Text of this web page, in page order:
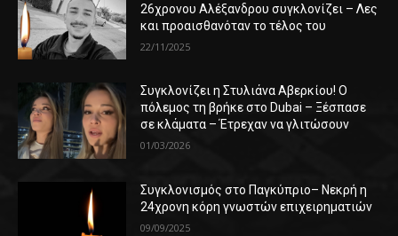
26χρονου Αλέξανδρου συγκλονίζει – Λες
και προαισθανόταν το τέλος του
22/11/2025
Συγκλονίζει η Στυλιάνα Αβερκίου! Ο
πόλεμος τη βρήκε στο Dubai – Ξέσπασε
σε κλάματα – Έτρεχαν να γλιτώσουν
01/03/2026
Συγκλονισμός στο Παγκύπριο– Νεκρή η
24χρονη κόρη γνωστών επιχειρηματιών
09/09/2025